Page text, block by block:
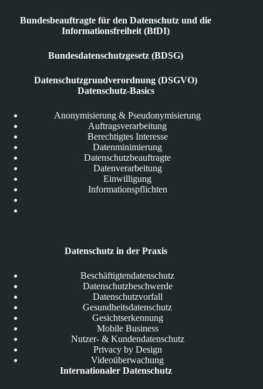
Bundesbeauftragte für den Datenschutz und die
Informationsfreiheit (BfDI)
Bundesdatenschutzgesetz (BDSG)
Datenschutzgrundverordnung (DSGVO)
Datenschutz-Basics
Anonymisierung & Pseudonymisierung
Auftragsverarbeitung
Berechtigtes Interesse
Datenminimierung
Datenschutzbeauftragte
Datenverarbeitung
Einwilligung
Informationspflichten
Datenschutz in der Praxis
Beschäftigtendatenschutz
Datenschutzbeschwerde
Datenschutzvorfall
Gesundheitsdatenschutz
Gesichtserkennung
Mobile Business
Nutzer- & Kundendatenschutz
Privacy by Design
Videoüberwachung
Internationaler Datenschutz